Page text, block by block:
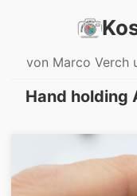
von Marco Verch
Hand holding